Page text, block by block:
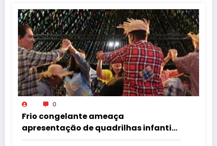
0
Frio congelante ameaça
apresentação de quadrilhas infantis
no Tupã Junina